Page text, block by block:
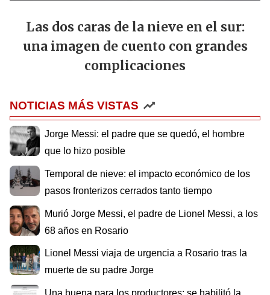
Las dos caras de la nieve en el sur:
una imagen de cuento con grandes
complicaciones
NOTICIAS MÁS VISTAS
Jorge Messi: el padre que se quedó, el hombre
que lo hizo posible
Temporal de nieve: el impacto económico de los
pasos fronterizos cerrados tanto tiempo
Murió Jorge Messi, el padre de Lionel Messi, a los
68 años en Rosario
Lionel Messi viaja de urgencia a Rosario tras la
muerte de su padre Jorge
Una buena para los productores: se habilitó la